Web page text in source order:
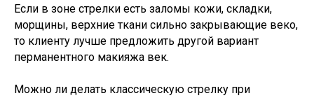
Если в зоне стрелки есть заломы кожи, складки,
морщины, верхние ткани сильно закрывающие веко,
то клиенту лучше предложить другой вариант
перманентного макияжа век.
Можно ли делать классическую стрелку при